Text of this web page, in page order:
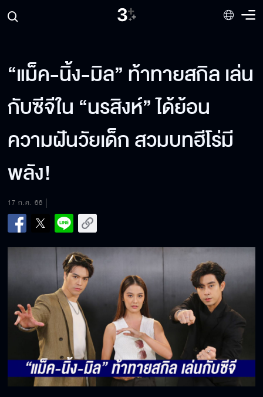
“แม็ค-นิ้ง-มิล” ท้าทายสกิล เล่น
กับซีจีใน “นรสิงห์” ได้ย้อน
ความฝันวัยเด็ก สวมบทฮีโร่มี
พลัง!
17 ก.ค. 66